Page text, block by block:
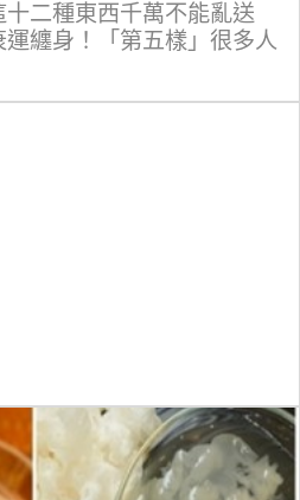
二種東西千萬不能亂送
纏身！「第五樣」很多人